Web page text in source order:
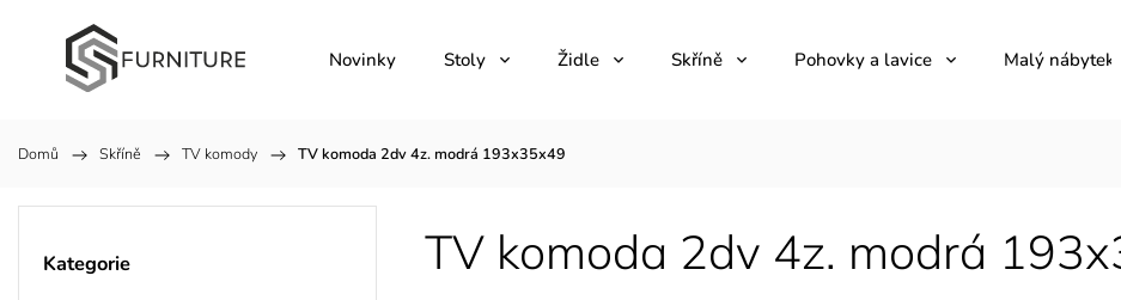
Novinky Stoly Židle Skříně Pohovky a lavice Malý nábytek
Domů / Skříně / TV komody / TV komoda 2dv 4z. modrá 193x35x49
Kategorie TV komoda 2dv 4z. modrá